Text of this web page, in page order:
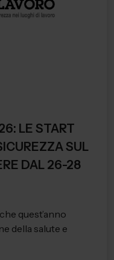
LE START
SUL
DAL 26-28
quest’anno
della salute e